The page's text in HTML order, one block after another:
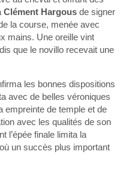
Clément Hargous de signer
la course, menée avec
mains. Une oreille vint
que le novillo recevait une
les bonnes dispositions
avec de belles véroniques
empreinte de temple et de
avec les qualités de son
l’épée finale limita la
un succès plus important